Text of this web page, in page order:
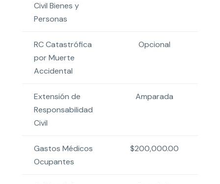
Civil Bienes y
Personas
RC Catastrófica
por Muerte
Accidental
Opcional
Extensión de
Responsabilidad
Civil
Amparada
Gastos Médicos
Ocupantes
$200,000.00